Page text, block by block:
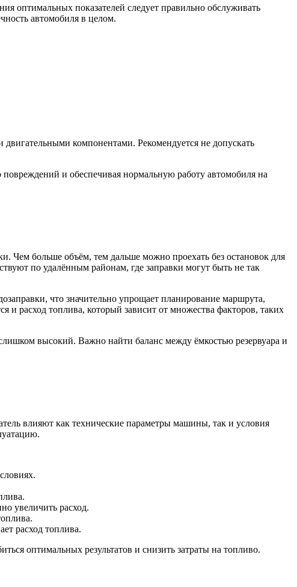
оптимальных показателей следует правильно обслуживать
автомобиля в целом.
двигательными компонентами. Рекомендуется не допускать
и обеспечивая нормальную работу автомобиля на
Чем больше объём, тем дальше можно проехать без остановок для
по удалённым районам, где заправки могут быть не так
что значительно упрощает планирование маршрута,
и расход топлива, который зависит от множества факторов, таких
высокий. Важно найти баланс между ёмкостью резервуара и
влияют как технические параметры машины, так и условия
увеличить расход.
расход топлива.
оптимальных результатов и снизить затраты на топливо.